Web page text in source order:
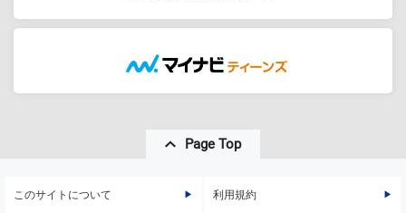
Page Top
このサイトについて 利用規約